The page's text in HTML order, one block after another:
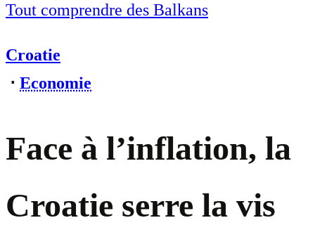
Tout comprendre des Balkans
Croatie
⋅ Economie
Face à l’inflation, la
Croatie serre la vis